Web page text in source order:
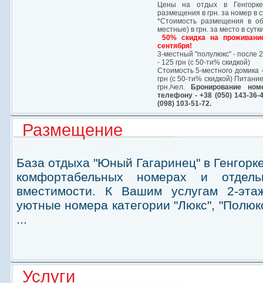
Цены на отдых в
размещения в грн. за номер в
*Стоимость размещения в
местные) в грн. за место в
50% скидка на
сентября!
3-местный "полулюкс" - после
- 125 грн (с 50-ти% скидкой)
Стоимость 5-местного домика
грн (с 50-ти% скидкой)
грн./чел.
Бронирование
телефону - +38 (050) 143-36-
(098) 103-51-72.
Размещение
База отдыха "Юный Гагаринец" в
комфортабельных номерах и
вместимости. К Вашим услугам 2-
уютные номера категории "Люкс",
...
Услуги